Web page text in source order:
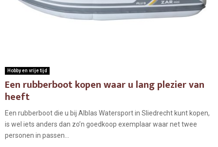
Hobby en vrije tijd
Een rubberboot kopen waar u lang plezier van
heeft
Een rubberboot die u bij Alblas Watersport in Sliedrecht kunt kopen,
is wel iets anders dan zo’n goedkoop exemplaar waar net twee
personen in passen...